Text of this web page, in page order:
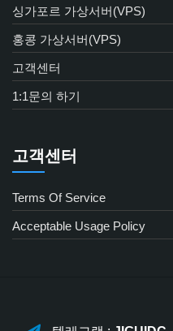
싱가포르 가상서버(VPS)
홍콩 가상서버(VPS)
고객센터
1:1문의 하기
고객센터
Terms Of Service
Acceptable Usage Policy